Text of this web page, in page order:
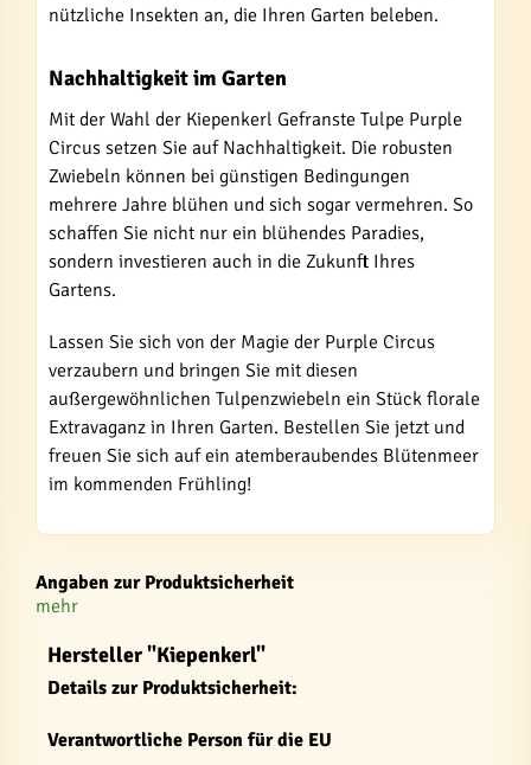
nützliche Insekten an, die Ihren Garten beleben.
Nachhaltigkeit im Garten
Mit der Wahl der Kiepenkerl Gefranste Tulpe Purple
Circus setzen Sie auf Nachhaltigkeit. Die robusten
Zwiebeln können bei günstigen Bedingungen
mehrere Jahre blühen und sich sogar vermehren. So
schaffen Sie nicht nur ein blühendes Paradies,
sondern investieren auch in die Zukunft Ihres
Gartens.
Lassen Sie sich von der Magie der Purple Circus
verzaubern und bringen Sie mit diesen
außergewöhnlichen Tulpenzwiebeln ein Stück florale
Extravaganz in Ihren Garten. Bestellen Sie jetzt und
freuen Sie sich auf ein atemberaubendes Blütenmeer
im kommenden Frühling!
Angaben zur Produktsicherheit
mehr
Hersteller "Kiepenkerl"
Details zur Produktsicherheit:
Verantwortliche Person für die EU